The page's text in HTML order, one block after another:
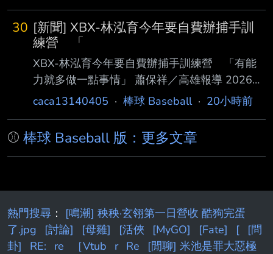
30 [新聞] XBX-林泓育今年要自費辦捕手訓
練營 「
XBX-林泓育今年要自費辦捕手訓練營 「有能
力就多做一點事情」 蕭保祥／高雄報導 2026年
08月05日 21:19 樂天桃猿林泓育已經兩年沒有
將連續3年與 台鋼雄鷹捕手教練凃壯勳前往日本
接受軟銀鷹客座教練綠川大陸訓練，林泓育表示
做， 小小訓練營，訓練、傳承為目的，單純教
球，沒有行銷廣告。」 5日澄清湖球場賽前受
訪，林泓育表示3年前要去日本受訓就跟南英商
工學長凃壯勳討論過要 開捕
caca13140405 · 棒球 Baseball· 20小時前
⚾ 棒球 Baseball 版：更多文章
熱門搜尋 ： [鳴潮] 秧秧·玄翎第一日營收 酷狗完蛋
了.jpg
[討論] [母雞] [活俠 [MyGO] [Fate] [
[問
卦]
RE: re ［Vtub r Re
[閒聊] 米池是罪大惡極